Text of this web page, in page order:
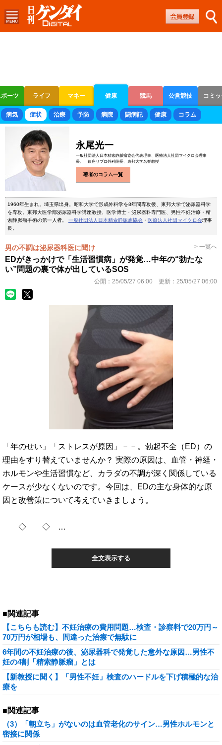
ーツ ライフ マネー 健康 競馬 公営競技 コミ
ボートレース 競輪 オートレース
病気 症状 治療 予防 病院 闘病記 健康 コラム
永尾光一
一般社団法人日本精索静脈瘤協会代表理事、医療法人社団マイクロ会理事
長、 銀座リプロ外科院長、東邦大学名誉教授
著者のコラム一覧
1960年生まれ。埼玉県出身。昭和大学で形成外科学を8年間専攻後、東邦大学で泌尿器科学
を専攻。東邦大医学部泌尿器科学講座教授、医学博士・泌尿器科専門医、男性不妊治療・精
索静脈瘤手術の第一人者。 一般社団法人日本精索静脈瘤協会 ・ 医療法人社団マイクロ会理事
長。
男の不調は泌尿器科医に聞け > 一覧へ
EDがきっかけで「生活習慣病」が発覚…中年の“勃たな
い”問題の裏で体が出しているSOS
公開： 25/05/27 06:00 更新： 25/05/27 06:00
「年のせい」「ストレスが原因」－－。勃起不全（ED）の
理由をすり替えていませんか？ 実際の原因は、血管・神経・
ホルモンや生活習慣など、カラダの不調が深く関係している
ケースが少なくないのです。今回は、EDの主な身体的な原
因と改善策について考えていきましょう。
◇ ◇ …
全文表示する
■関連記事
【こちらも読む】不妊治療の費用問題…検査・診察料で20万円～
70万円が相場も、間違った治療で無駄に
6年間の不妊治療の後、泌尿器科で発覚した意外な原因…男性不
妊の4割「精索静脈瘤」とは
【新教授に聞く】「男性不妊」検査のハードルを下げ積極的な治
療を
■関連記事
（3）「朝立ち」がないのは血管老化のサイン…男性ホルモンと
密接に関係